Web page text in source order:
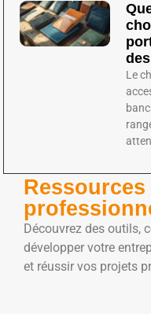
Le
Découvrez des outils,
développer votre
et réussir vos projets